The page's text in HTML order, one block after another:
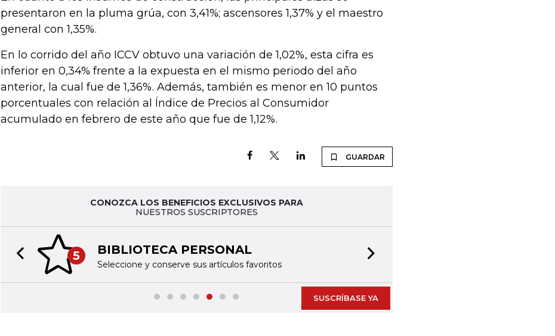
presentaron en la pluma grúa, con 3,41%; ascensores 1,37% y el maestro
general con 1,35%.
En lo corrido del año ICCV obtuvo una variación de 1,02%, esta cifra es
inferior en 0,34% frente a la expuesta en el mismo periodo del año
anterior, la cual fue de 1,36%. Además, también es menor en 10 puntos
porcentuales con relación al Índice de Precios al Consumidor
acumulado en febrero de este año que fue de 1,12%.
GUARDAR
CONOZCA LOS BENEFICIOS EXCLUSIVOS PARA
NUESTROS SUSCRIPTORES
5 BIBLIOTECA PERSONAL
Seleccione y conserve sus artículos favoritos
Previous slide
SUSCRÍBASE YA